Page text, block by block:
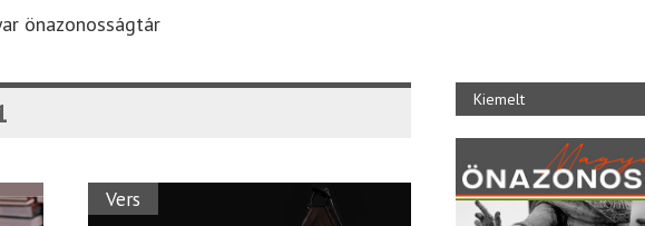
önazonosságtár
Vers
Kiemelt